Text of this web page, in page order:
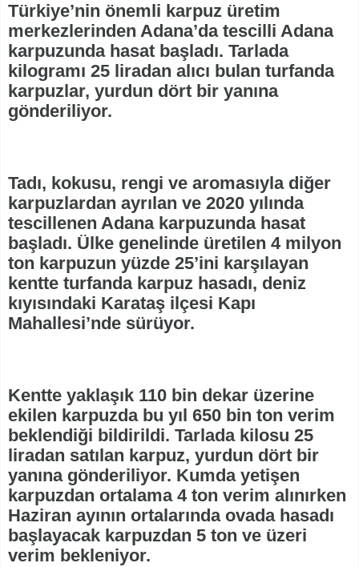
Türkiye’nin önemli karpuz üretim
merkezlerinden Adana’da tescilli Adana
karpuzunda hasat başladı. Tarlada
kilogramı 25 liradan alıcı bulan turfanda
karpuzlar, yurdun dört bir yanına
gönderiliyor.
Tadı, kokusu, rengi ve aromasıyla diğer
karpuzlardan ayrılan ve 2020 yılında
tescillenen Adana karpuzunda hasat
başladı. Ülke genelinde üretilen 4 milyon
ton karpuzun yüzde 25’ini karşılayan
kentte turfanda karpuz hasadı, deniz
kıyısındaki Karataş ilçesi Kapı
Mahallesi’nde sürüyor.
Kentte yaklaşık 110 bin dekar üzerine
ekilen karpuzda bu yıl 650 bin ton verim
beklendiği bildirildi. Tarlada kilosu 25
liradan satılan karpuz, yurdun dört bir
yanına gönderiliyor. Kumda yetişen
karpuzdan ortalama 4 ton verim alınırken
Haziran ayının ortalarında ovada hasadı
başlayacak karpuzdan 5 ton ve üzeri
verim bekleniyor.